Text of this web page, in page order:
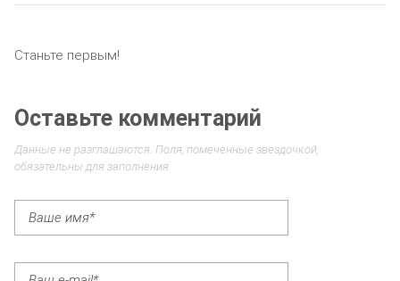
Станьте первым!
Оставьте комментарий
Данные не разглашаются. Поля, помеченные звездочкой,
обязательны для заполнения